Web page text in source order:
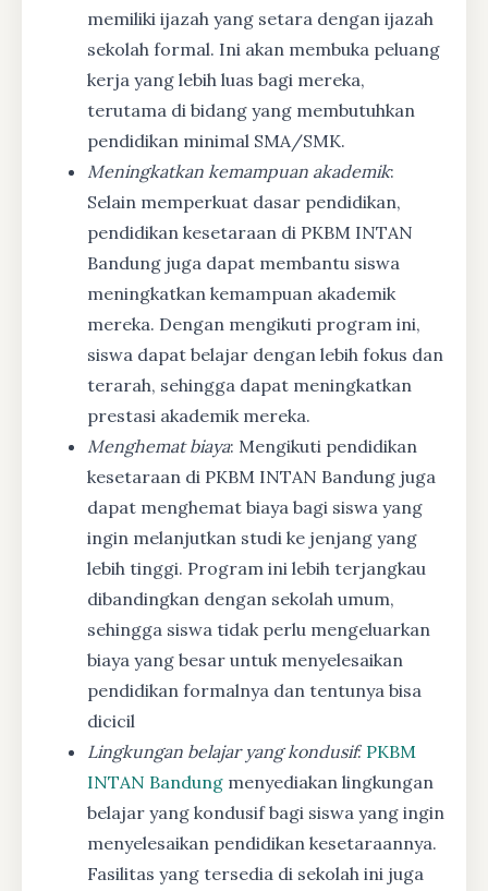
memiliki ijazah yang setara dengan ijazah
sekolah formal. Ini akan membuka peluang
kerja yang lebih luas bagi mereka,
terutama di bidang yang membutuhkan
pendidikan minimal SMA/SMK.
Meningkatkan kemampuan akademik:
Selain memperkuat dasar pendidikan,
pendidikan kesetaraan di PKBM INTAN
Bandung juga dapat membantu siswa
meningkatkan kemampuan akademik
mereka. Dengan mengikuti program ini,
siswa dapat belajar dengan lebih fokus dan
terarah, sehingga dapat meningkatkan
prestasi akademik mereka.
Menghemat biaya: Mengikuti pendidikan
kesetaraan di PKBM INTAN Bandung juga
dapat menghemat biaya bagi siswa yang
ingin melanjutkan studi ke jenjang yang
lebih tinggi. Program ini lebih terjangkau
dibandingkan dengan sekolah umum,
sehingga siswa tidak perlu mengeluarkan
biaya yang besar untuk menyelesaikan
pendidikan formalnya dan tentunya bisa
dicicil
Lingkungan belajar yang kondusif: PKBM
INTAN Bandung menyediakan lingkungan
belajar yang kondusif bagi siswa yang ingin
menyelesaikan pendidikan kesetaraannya.
Fasilitas yang tersedia di sekolah ini juga